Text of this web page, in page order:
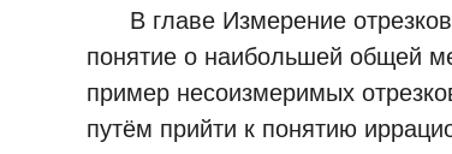
В главе Измерение
понятие о наибольшей общей
пример несоизмеримых
путём прийти к понятию